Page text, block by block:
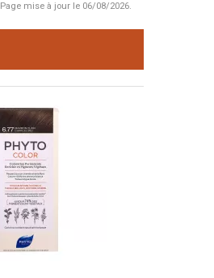
Page mise à jour le 06/08/2026.